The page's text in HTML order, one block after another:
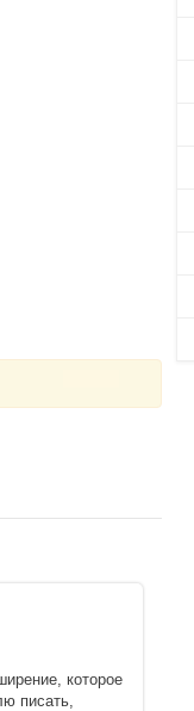
которое
писать,